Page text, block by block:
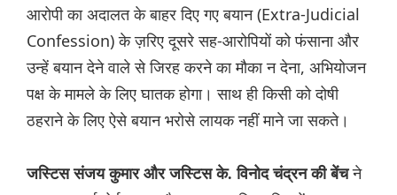
आरोपी का अदालत के बाहर दिए गए बयान (Extra-Judicial
Confession) के ज़रिए दूसरे सह-आरोपियों को फंसाना और
उन्हें बयान देने वाले से जिरह करने का मौका न देना, अभियोजन
पक्ष के मामले के लिए घातक होगा। साथ ही किसी को दोषी
ठहराने के लिए ऐसे बयान भरोसे लायक नहीं माने जा सकते।
जस्टिस संजय कुमार और जस्टिस के. विनोद चंद्रन की बेंचने